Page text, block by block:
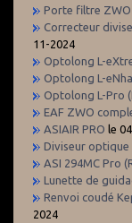
Porte filtre ZWO
Correcteur
11-2024
Optolong L-
Optolong L-
Optolong L-Pro
EAF ZWO
ASIAIR PRO le
Diviseur optique
ASI 294MC Pro
Lunette de
Renvoi coudé
2024